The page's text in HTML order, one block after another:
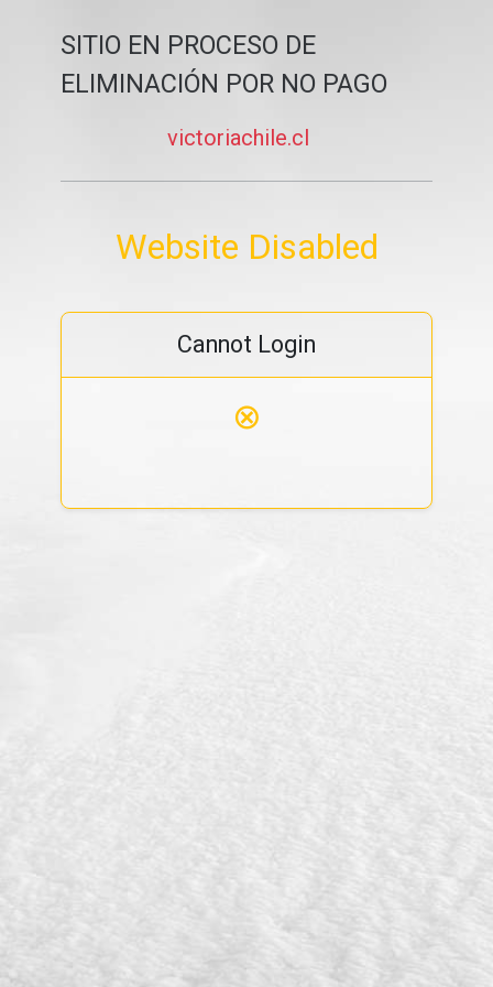
SITIO EN PROCESO DE
ELIMINACIÓN POR NO PAGO
victoriachile.cl
Website Disabled
Cannot Login
⊗